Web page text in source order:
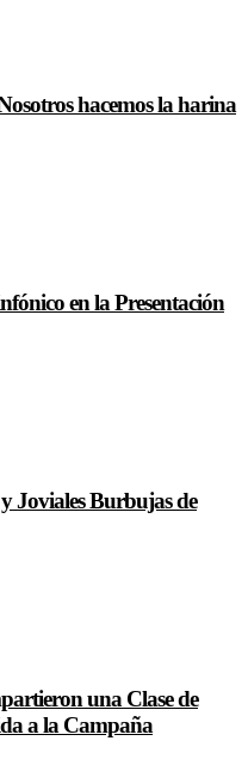
hacemos la harina
en la Presentación
Joviales Burbujas de
una Clase de
a la Campaña